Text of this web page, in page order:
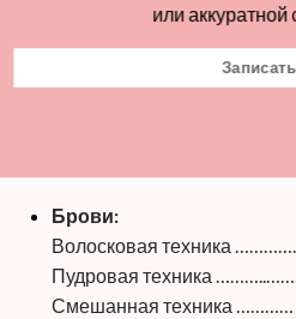
или аккуратной
Брови:
Волосковая техника
Пудровая техника
Смешанная техника …………